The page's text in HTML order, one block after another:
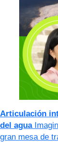
Articulación
del agua
gran mesa de